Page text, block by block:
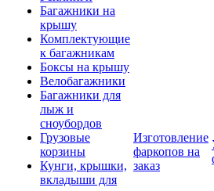
Багажники на
крышу
Комплектующие
к багажникам
Боксы на крышу
Велобагажники
Багажники для
лыж и
сноубордов
Грузовые
корзины
Кунги, крышки,
вкладыши для
Изготовление
фаркопов на
заказ